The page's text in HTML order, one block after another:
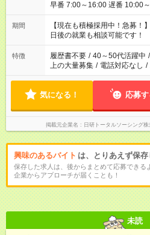
早番 7:00～16:00 遅番 10:00～19:00 「家族と休み
い」 「余裕を持って夕飯の準
たくない」 など、ご希望を教えてくだ
の方へ 今ご覧のお仕事で希望
の勤務時間。 合計で週40時
期間
【現在も積極採用中！急募
日後の就業も相談可能です！
特徴 履歴書不要 / 40～50代活躍中 /
上の大量募集 / 電話対応なし /
気になる！ 応募す
掲載元企業名 日研トータルソーシング
興味のあるバイト は、とりあえず保存
保存した求人は、後からまとめて応募できる
企業からアプローチが届くことも！
未読